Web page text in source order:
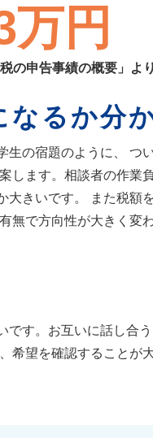
万円
の申告事績の概要」よ
るか分
の宿題のように、 つ
します。相談者の作業
きいです。 また税額
無で方向性が大きく変
す。お互いに話し合
希望を確認することが大